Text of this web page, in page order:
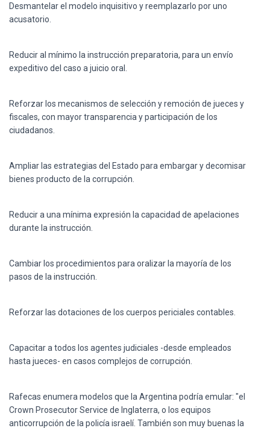
Desmantelar el modelo inquisitivo y reemplazarlo por uno
acusatorio.
Reducir al mínimo la instrucción preparatoria, para un envío
expeditivo del caso a juicio oral.
Reforzar los mecanismos de selección y remoción de jueces y
fiscales, con mayor transparencia y participación de los
ciudadanos.
Ampliar las estrategias del Estado para embargar y decomisar
bienes producto de la corrupción.
Reducir a una mínima expresión la capacidad de apelaciones
durante la instrucción.
Cambiar los procedimientos para oralizar la mayoría de los
pasos de la instrucción.
Reforzar las dotaciones de los cuerpos periciales contables.
Capacitar a todos los agentes judiciales -desde empleados
hasta jueces- en casos complejos de corrupción.
Rafecas enumera modelos que la Argentina podría emular: "el
Crown Prosecutor Service de Inglaterra, o los equipos
anticorrupción de la policía israelí. También son muy buenas la